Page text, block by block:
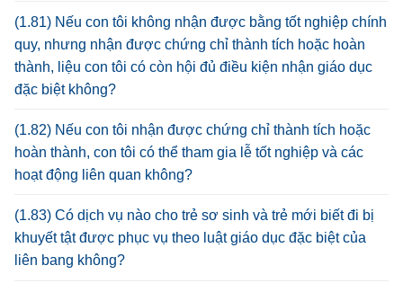
(1.81) Nếu con tôi không nhận được bằng tốt nghiệp chính
quy, nhưng nhận được chứng chỉ thành tích hoặc hoàn
thành, liệu con tôi có còn hội đủ điều kiện nhận giáo dục
đặc biệt không?
(1.82) Nếu con tôi nhận được chứng chỉ thành tích hoặc
hoàn thành, con tôi có thể tham gia lễ tốt nghiệp và các
hoạt động liên quan không?
(1.83) Có dịch vụ nào cho trẻ sơ sinh và trẻ mới biết đi bị
khuyết tật được phục vụ theo luật giáo dục đặc biệt của
liên bang không?